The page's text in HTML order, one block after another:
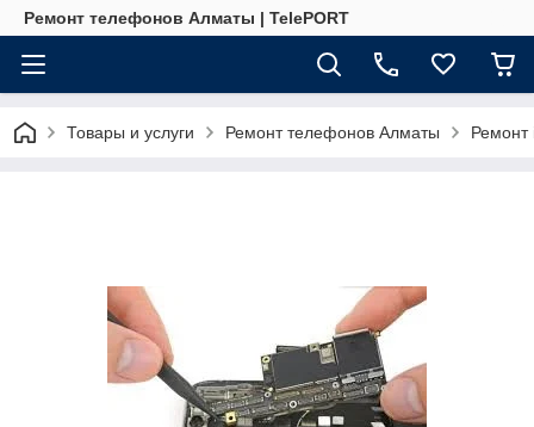
Ремонт телефонов Алматы | TelePORT
Товары и услуги Ремонт телефонов Алматы Ремонт